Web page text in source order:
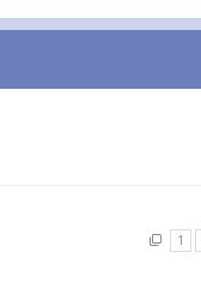
1